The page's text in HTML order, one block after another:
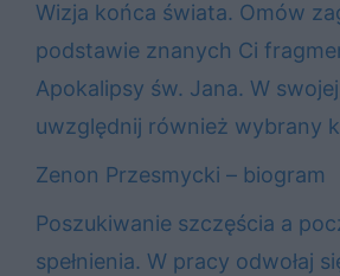
Wizja końca świata. Omów
podstawie znanych Ci
Apokalipsy św. Jana. W
uwzględnij również wybrany
Zenon Przesmycki – biogram
Poszukiwanie szczęścia a
spełnienia. W pracy odwołaj